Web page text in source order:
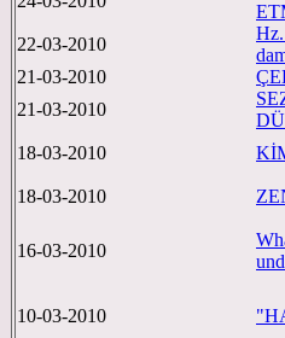
22-03-2010
21-03-2010
21-03-2010
18-03-2010
18-03-2010
16-03-2010
10-03-2010